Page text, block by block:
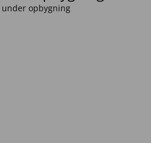
under opbygning